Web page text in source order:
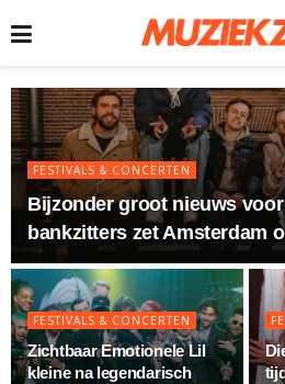
FESTIVALS & CONCERTEN
Bijzonder groot nieuws
bankzitters zet Amsterdam
FESTIVALS & CONCERTEN
Zichtbaar Emotionele Lil
kleine na legendarisch